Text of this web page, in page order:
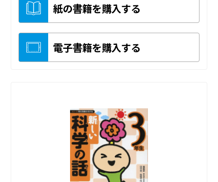
紙の書籍を購入する
電子書籍を購入する